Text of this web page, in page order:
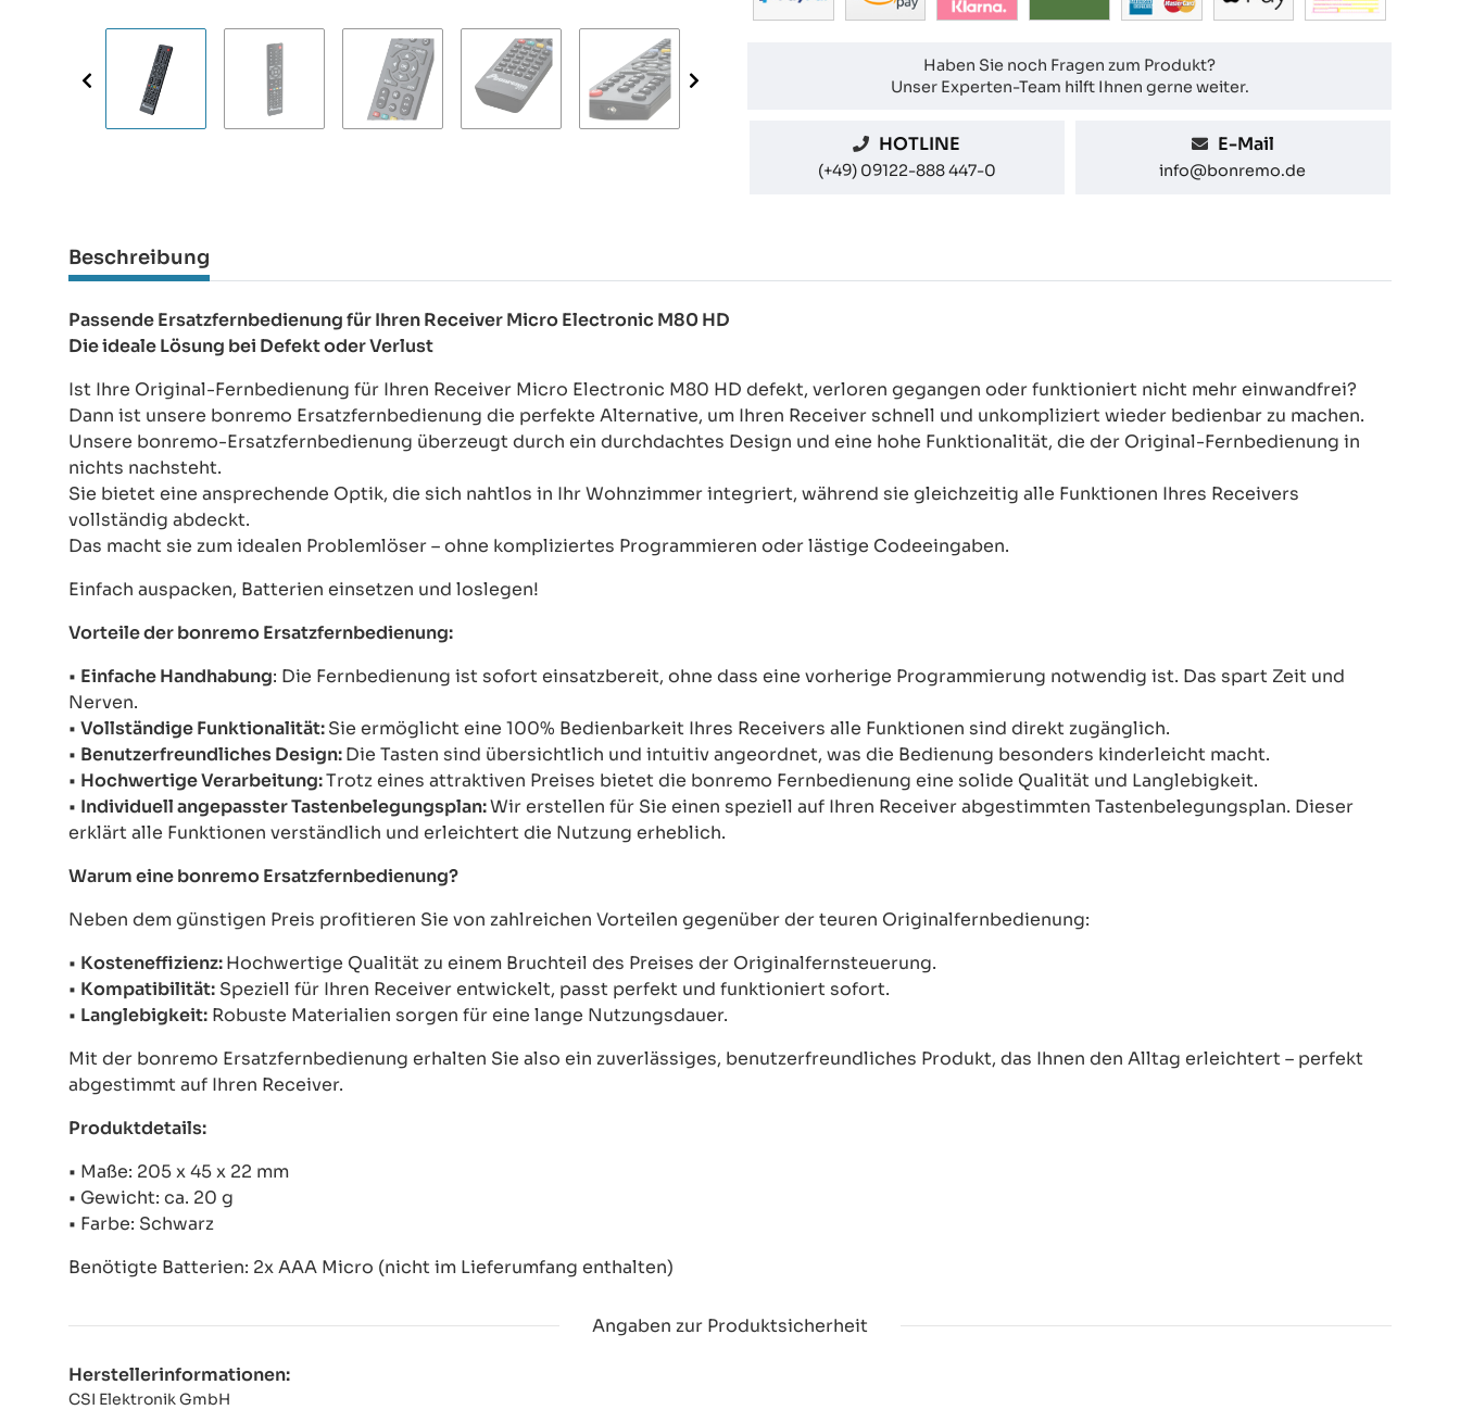
Haben Sie noch Fragen zum Produkt?
Unser Experten-Team hilft Ihnen gerne weiter.
HOTLINE
(+49) 09122-888 447-0
E-Mail
info@bonremo.de
Beschreibung
Passende Ersatzfernbedienung für Ihren Receiver Micro Electronic M80 HD
Die ideale Lösung bei Defekt oder Verlust
Ist Ihre Original-Fernbedienung für Ihren Receiver Micro Electronic M80 HD defekt, verloren gegangen oder funktioniert nicht mehr einwandfrei?
Dann ist unsere bonremo Ersatzfernbedienung die perfekte Alternative, um Ihren Receiver schnell und unkompliziert wieder bedienbar zu machen.
Unsere bonremo-Ersatzfernbedienung überzeugt durch ein durchdachtes Design und eine hohe Funktionalität, die der Original-Fernbedienung in
nichts nachsteht.
Sie bietet eine ansprechende Optik, die sich nahtlos in Ihr Wohnzimmer integriert, während sie gleichzeitig alle Funktionen Ihres Receivers
vollständig abdeckt.
Das macht sie zum idealen Problemlöser – ohne kompliziertes Programmieren oder lästige Codeeingaben.
Einfach auspacken, Batterien einsetzen und loslegen!
Vorteile der bonremo Ersatzfernbedienung:
• Einfache Handhabung: Die Fernbedienung ist sofort einsatzbereit, ohne dass eine vorherige Programmierung notwendig ist. Das spart Zeit und
Nerven.
• Vollständige Funktionalität:Sie ermöglicht eine 100% Bedienbarkeit Ihres Receivers alle Funktionen sind direkt zugänglich.
• Benutzerfreundliches Design:Die Tasten sind übersichtlich und intuitiv angeordnet, was die Bedienung besonders kinderleicht macht.
• Hochwertige Verarbeitung:Trotz eines attraktiven Preises bietet die bonremo Fernbedienung eine solide Qualität und Langlebigkeit.
• Individuell angepasster Tastenbelegungsplan:Wir erstellen für Sie einen speziell auf Ihren Receiver abgestimmten Tastenbelegungsplan. Dieser
erklärt alle Funktionen verständlich und erleichtert die Nutzung erheblich.
Warum eine bonremo Ersatzfernbedienung?
Neben dem günstigen Preis profitieren Sie von zahlreichen Vorteilen gegenüber der teuren Originalfernbedienung:
• Kosteneffizienz:Hochwertige Qualität zu einem Bruchteil des Preises der Originalfernsteuerung.
• Kompatibilität: Speziell für Ihren Receiver entwickelt, passt perfekt und funktioniert sofort.
• Langlebigkeit: Robuste Materialien sorgen für eine lange Nutzungsdauer.
Mit der bonremo Ersatzfernbedienung erhalten Sie also ein zuverlässiges, benutzerfreundliches Produkt, das Ihnen den Alltag erleichtert – perfekt
abgestimmt auf Ihren Receiver.
Produktdetails:
• Maße: 205 x 45 x 22 mm
• Gewicht: ca. 20 g
• Farbe: Schwarz
Benötigte Batterien: 2x AAA Micro (nicht im Lieferumfang enthalten)
Angaben zur Produktsicherheit
Herstellerinformationen:
CSI Elektronik GmbH